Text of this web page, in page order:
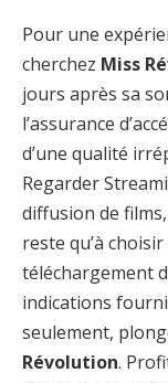
Pour une
cherchez Miss
jours après sa
l’assurance
d’une qualité
Regarder
diffusion de
reste qu’à
téléchargement
indications
seulement,
Révolution.